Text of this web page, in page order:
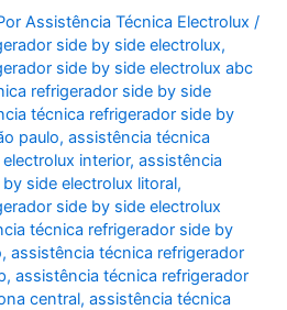
Assistência Técnica Electrolux/
side by side electrolux,
side by side electrolux abc
refrigerador side by side
técnica refrigerador side by
paulo,assistência técnica
interior,assistência
side electrolux litoral,
side by side electrolux
técnica refrigerador side by
,assistência técnica refrigerador
,assistência técnica refrigerador
central,assistência técnica